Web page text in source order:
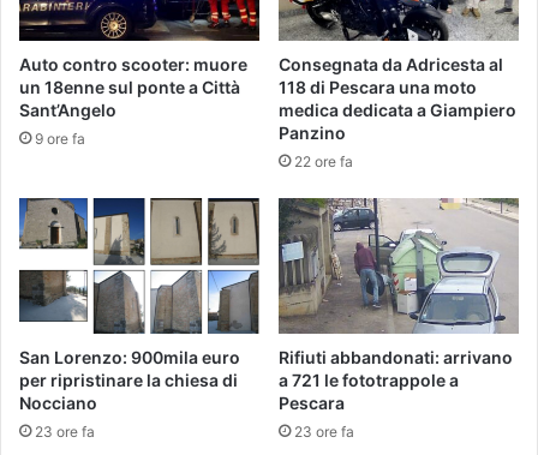
Auto contro scooter: muore
un 18enne sul ponte a Città
Sant’Angelo
9 ore fa
Consegnata da Adricesta al
118 di Pescara una moto
medica dedicata a Giampiero
Panzino
22 ore fa
San Lorenzo: 900mila euro
per ripristinare la chiesa di
Nocciano
23 ore fa
Rifiuti abbandonati: arrivano
a 721 le fototrappole a
Pescara
23 ore fa